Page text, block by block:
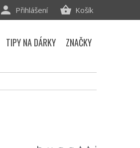
Košík
Přihlášení
TIPY NA DÁRKY ZNAČKY